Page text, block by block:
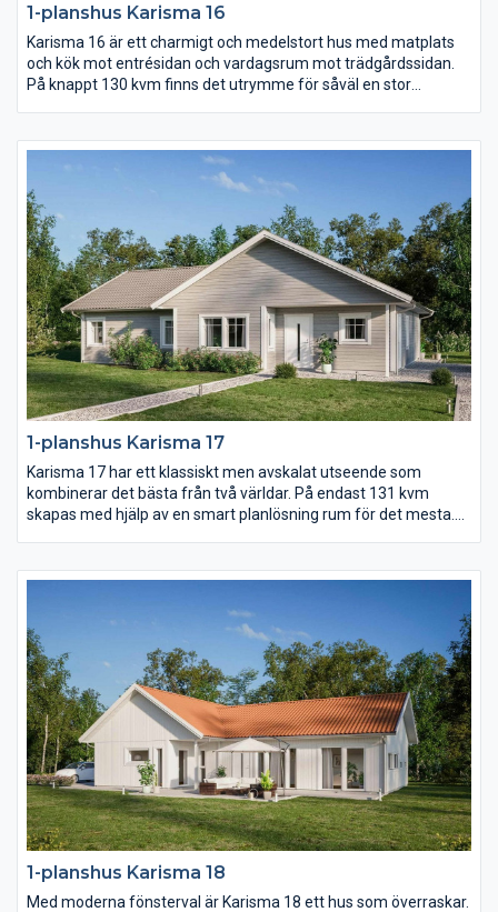
1-planshus Karisma 16
Karisma 16 är ett charmigt och medelstort hus med matplats
och kök mot entrésidan och vardagsrum mot trädgårdssidan.
På knappt 130 kvm finns det utrymme för såväl en stor
ryggåstak.
1-planshus Karisma 17
Karisma 17 har ett klassiskt men avskalat utseende som
kombinerar det bästa från två världar. På endast 131 kvm
skapas med hjälp av en smart planlösning rum för det mesta.
det hela fyra sovrum samt ett allrum.
1-planshus Karisma 18
Med moderna fönsterval är Karisma 18 ett hus som överraskar.